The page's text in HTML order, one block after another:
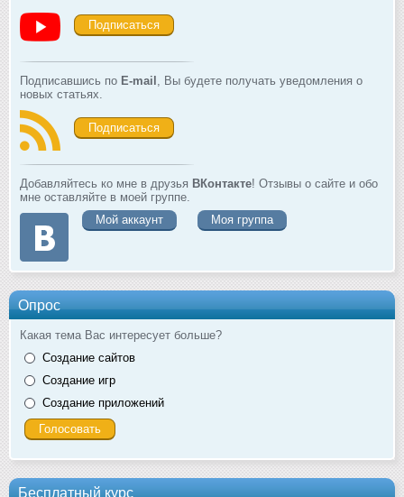
Подписаться
Подписавшись по E-mail , Вы будете получать уведомления о
новых статьях.
Подписаться
Добавляйтесь ко мне в друзья ВКонтакте! Отзывы о сайте и обо
мне оставляйте в моей группе.
Мой аккаунт
Моя группа
Опрос
Какая тема Вас интересует больше?
Создание сайтов
Создание игр
Создание приложений
Бесплатный курс